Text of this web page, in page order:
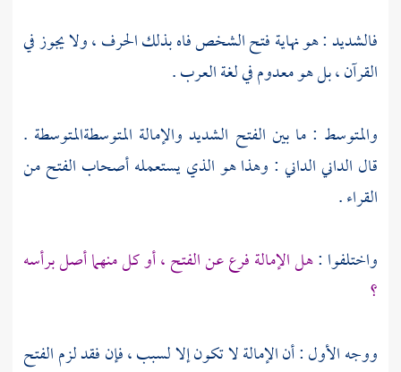
فالشديد : هو نهاية فتح الشخص فاه بذلك الحرف ، ولا يجوز في
القرآن ، بل هو معدوم في لغة العرب .
والمتوسط : ما بين الفتح الشديد والإمالة المتوسطةالمتوسطة .
قال الداني الداني : وهذا هو الذي يستعمله أصحاب الفتح من
القراء .
واختلفوا :هل الإمالة فرع عن الفتح ، أو كل منهما أصل برأسه
؟
ووجه الأول : أن الإمالة لا تكون إلا لسبب ، فإن فقد لزم الفتح